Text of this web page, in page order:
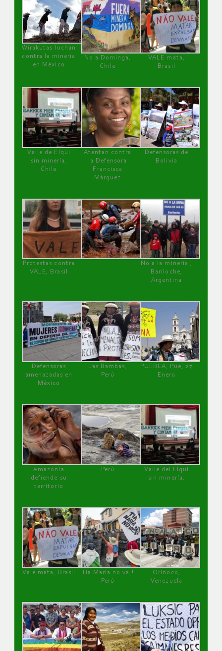
Wirakutas luchan
contra la minería
en México
No a Dominga,
Chile
VALE mata,
Brasil
Valle de Elqui
sin minería.
Chile
Atentan contra
la Defensora
Francisca
Márquez
Defensoras de
Bolivia
Protestas contra
VALE, Brasil
No a la minería ,
Bariloche,
Argentina
Defensoras
amenazadas en
México
Las Bambas,
Perú
PUEBLA, Pue, 27
Enero
Amazonía
defiende su
territorio
Perú
Valle del Elqui
sin minería.
Vale mata, Brasil
Tía María no va !
Perú
Orinoco,
Venezuela